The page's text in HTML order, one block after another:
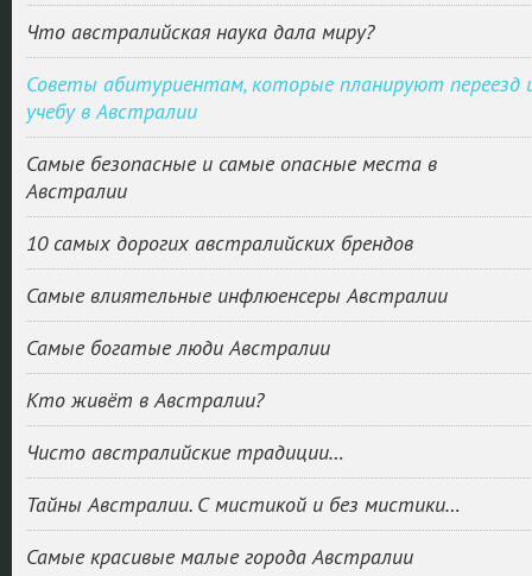
Что австралийская наука дала миру?
Советы абитуриентам, которые планируют переезд
учебу в Австралии
Самые безопасные и самые опасные места в
Австралии
10 самых дорогих австралийских брендов
Самые влиятельные инфлюенсеры Австралии
Самые богатые люди Австралии
Кто живёт в Австралии?
Чисто австралийские традиции…
Тайны Австралии. С мистикой и без мистики…
Самые красивые малые города Австралии